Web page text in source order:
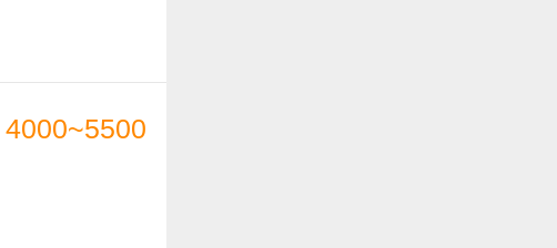
4000~5500